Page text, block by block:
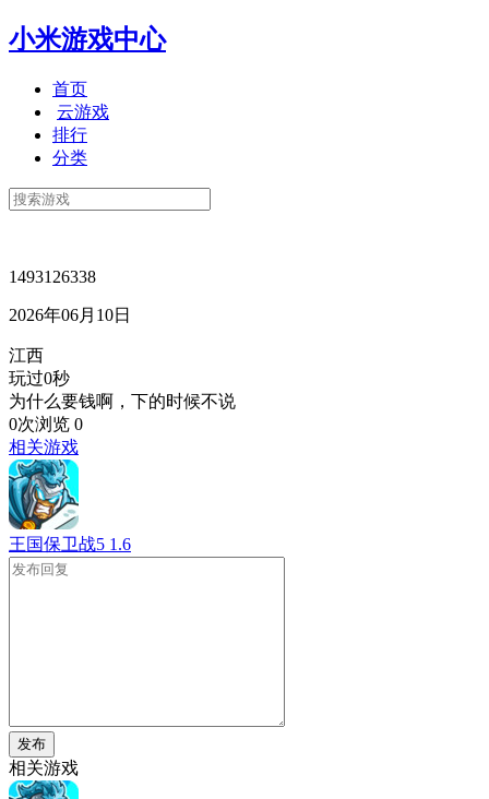
小米游戏中心
首页
云游戏
排行
分类
1493126338
2026年06月10日
江西
玩过0秒
为什么要钱啊，下的时候不说
0次浏览 0
相关游戏
王国保卫战5 1.6
发布
相关游戏